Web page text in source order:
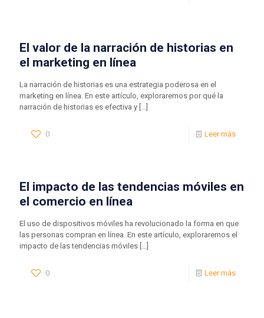
El valor de la narración de historias en
el marketing en línea
La narración de historias es una estrategia poderosa en el
marketing en línea. En este artículo, exploraremos por qué la
narración de historias es efectiva y […]
0 Leer más
El impacto de las tendencias móviles en
el comercio en línea
El uso de dispositivos móviles ha revolucionado la forma en que
las personas compran en línea. En este artículo, exploraremos el
impacto de las tendencias móviles […]
0 Leer más